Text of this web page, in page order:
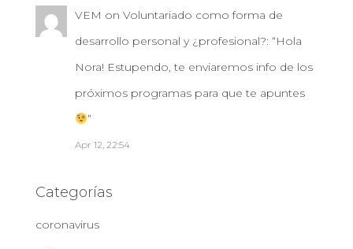
VEM on Voluntariado como forma de
desarrollo personal y ¿profesional?: “Hola
Nora! Estupendo, te enviaremos info de los
próximos programas para que te apuntes
”
Apr 12, 22:54
Categorías
coronavirus